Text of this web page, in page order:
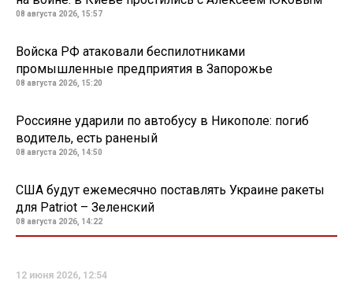
08 августа 2026, 15:57
Войска РФ атаковали беспилотниками
промышленные предприятия в Запорожье
08 августа 2026, 15:20
Россияне ударили по автобусу в Никополе: погиб
водитель, есть раненый
08 августа 2026, 14:50
США будут ежемесячно поставлять Украине ракеты
для Patriot – Зеленский
08 августа 2026, 14:22
12 июня 2026, 12:54